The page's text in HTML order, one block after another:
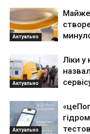
Актуально
Майже
Актуально
Ліки
Актуально